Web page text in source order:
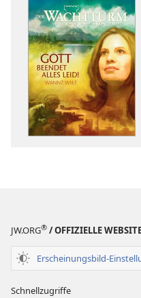
JW.ORG® / OFFIZIELLE
Erscheinungsbild-
Schnellzugriffe